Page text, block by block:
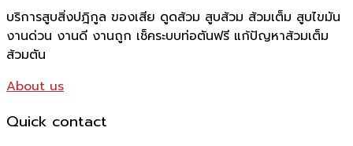
บริการสูบสิ่งปฎิกูล ของเสีย ดูดส้วม สูบส้วม ส้วมเต็ม สูบไขมัน
งานด่วน งานดี งานถูก เช็คระบบท่อตันฟรี แก้ปัญหาส้วมเต็ม
ส้วมตัน
About us
Quick contact